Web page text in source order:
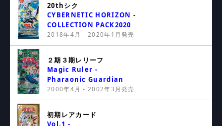
20thシク
CYBERNETIC HORIZON -
COLLECTION PACK2020
2018年4月 - 2020年1月発売
２期３期レリーフ
Magic Ruler -
Pharaonic Guardian
2000年4月 - 2002年3月発売
初期レアカード
Vol.1 -